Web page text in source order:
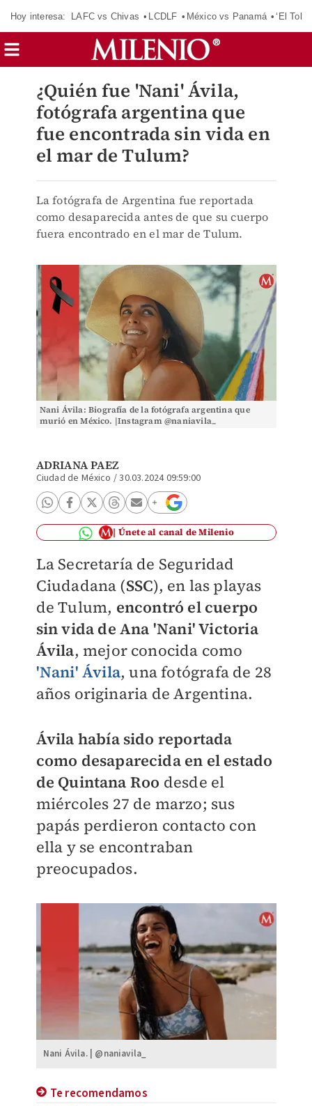
Hoy interesa: LAFC vs Chivas LCDLF México vs Panamá ‘El
¿Quién fue 'Nani' Ávila,
fotógrafa argentina que
fue encontrada sin vida en
el mar de Tulum?
La fotógrafa de Argentina fue reportada
como desaparecida antes de que su cuerpo
fuera encontrado en el mar de Tulum.
Nani Ávila: Biografía de la fotógrafa argentina que
murió en México. |Instagram @naniavila_
ADRIANA PAEZ
Ciudad de México /30.03.2024 09:59:00
Únete al canal de Milenio
La Secretaría de Seguridad
Ciudadana (SSC), en las playas
de Tulum, encontró el cuerpo
sin vida de Ana 'Nani' Victoria
Ávila, mejor conocida como
'Nani' Ávila, una fotógrafa de 28
años originaria de Argentina.
Ávila había sido reportada
como desaparecida en el estado
de Quintana Roo desde el
miércoles 27 de marzo; sus
papás perdieron contacto con
ella y se encontraban
preocupados.
Nani Ávila. | @naniavila_
Te recomendamos